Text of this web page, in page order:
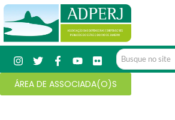
ÁREA DE ASSOCIADA(O)S